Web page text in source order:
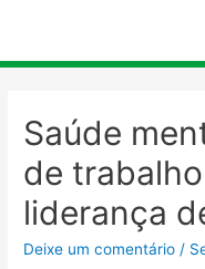
Saúde
de
liderança
Deixe um comentário /